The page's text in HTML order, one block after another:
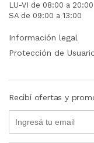
LU-VI de 08:00 a 20:00
SA de 09:00 a 13:00
Información legal
Protección de
Recibí ofertas y